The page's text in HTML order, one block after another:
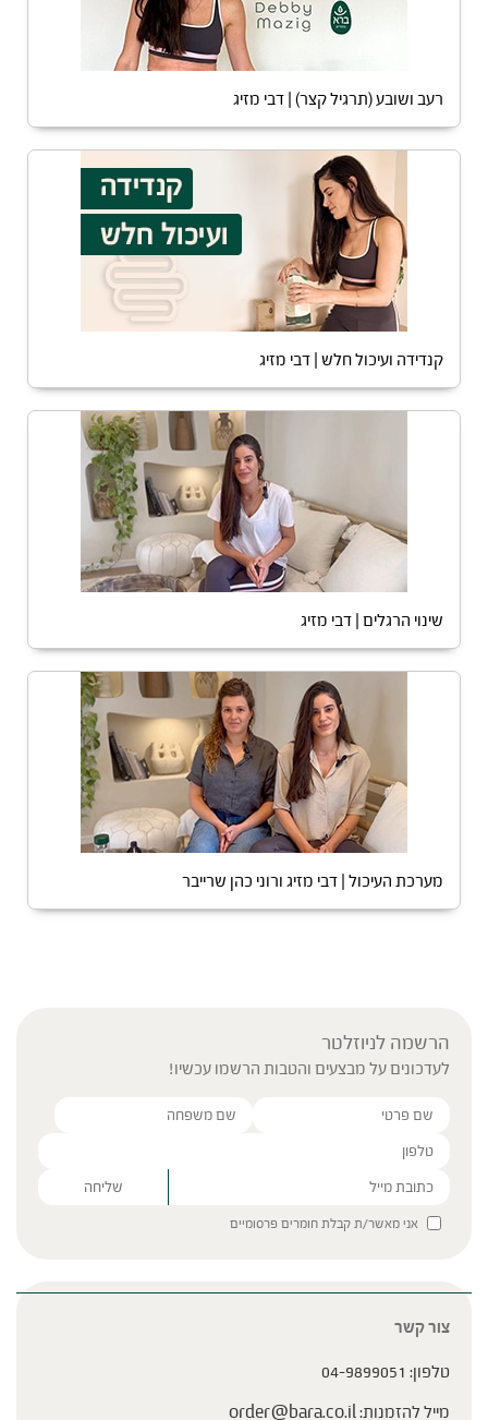
רעב ושובע (תרגיל קצר) | דבי מזיג
קנדידה ועיכול חלש | דבי מזיג
שינוי הרגלים | דבי מזיג
מערכת העיכול | דבי מזיג ורוני כהן שרייבר
הרשמה לניוזלטר
לעדכונים על מבצעים והטבות הרשמו עכשיו!
Please leave this field empty.
אני מאשר/ת קבלת חומרים פרסומיים
צור קשר
טלפון: 04-9899051
מייל להזמנות:order@bara.co.il